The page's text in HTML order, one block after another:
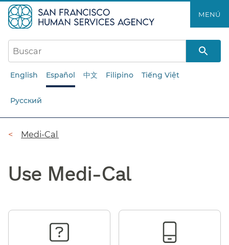
al
contenido
principal​​
MENÚ​​
English Español 中文 Filipino Tiếng Việt
Русский
Ruta
navegación​​
Medi-Cal​​
Use Medi-Cal​​